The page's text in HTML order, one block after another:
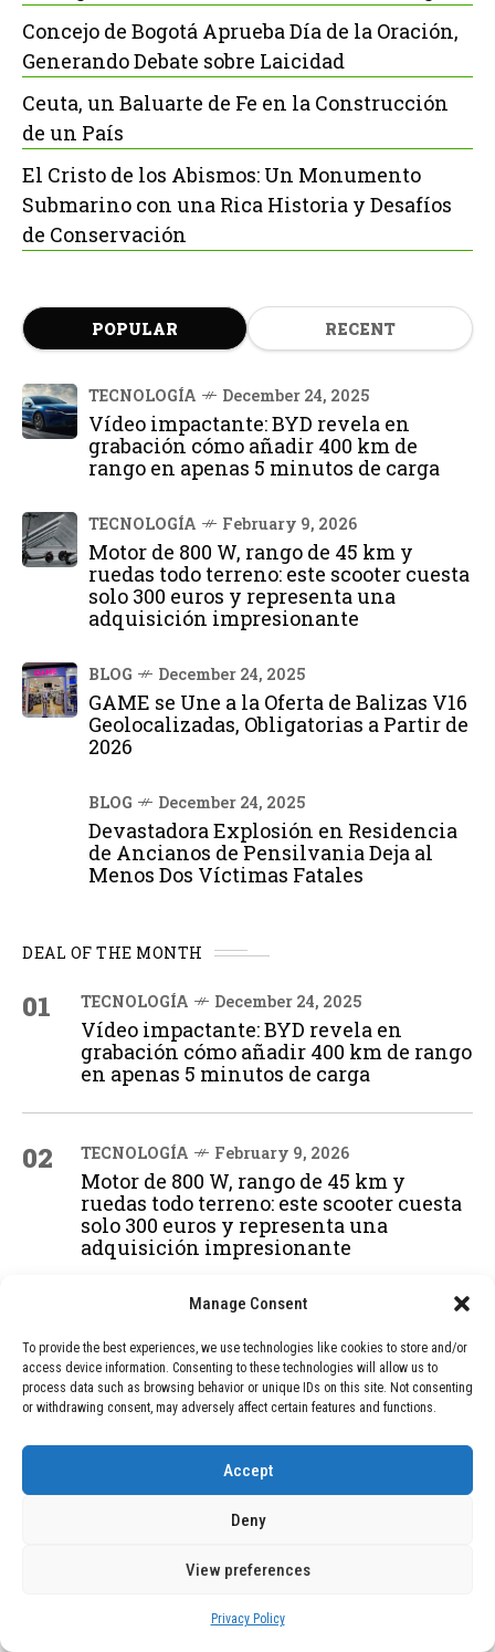
Manage Consent
To provide the best experiences, we use technologies like cookies to store and/or
access device information. Consenting to these technologies will allow us to
process data such as browsing behavior or unique IDs on this site. Not consenting
or withdrawing consent, may adversely affect certain features and functions.
Accept
Deny
View preferences
Privacy Policy
Concejo de Bogotá Aprueba Día de la Oración,
Generando Debate sobre Laicidad
Ceuta, un Baluarte de Fe en la Construcción
de un País
El Cristo de los Abismos: Un Monumento
Submarino con una Rica Historia y Desafíos
de Conservación
POPULAR RECENT
TECNOLOGÍA December 24, 2025
Vídeo impactante: BYD revela en
grabación cómo añadir 400 km de
rango en apenas 5 minutos de carga
TECNOLOGÍA February 9, 2026
Motor de 800 W, rango de 45 km y
ruedas todo terreno: este scooter cuesta
solo 300 euros y representa una
adquisición impresionante
BLOG December 24, 2025
GAME se Une a la Oferta de Balizas V16
Geolocalizadas, Obligatorias a Partir de
2026
BLOG December 24, 2025
Devastadora Explosión en Residencia
de Ancianos de Pensilvania Deja al
Menos Dos Víctimas Fatales
DEAL OF THE MONTH
01 TECNOLOGÍA December 24, 2025
Vídeo impactante: BYD revela en
grabación cómo añadir 400 km de rango
en apenas 5 minutos de carga
02 TECNOLOGÍA February 9, 2026
Motor de 800 W, rango de 45 km y
ruedas todo terreno: este scooter cuesta
solo 300 euros y representa una
adquisición impresionante
GAME se Une a la Oferta de Balizas V16
Geolocalizadas, Obligatorias a Partir de
2026
04 December 24, 2025
de Ancianos de Pensilvania Deja al